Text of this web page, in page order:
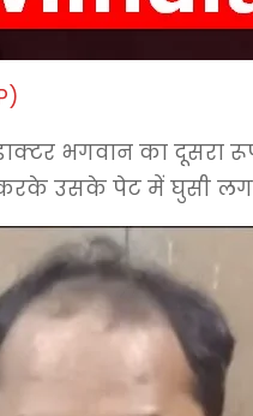
भगवान का दूसरा
उसके पेट में घुसी